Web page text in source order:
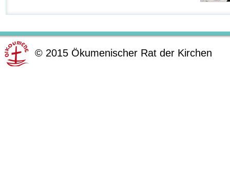
© 2015 Ökumenischer Rat der Kirchen